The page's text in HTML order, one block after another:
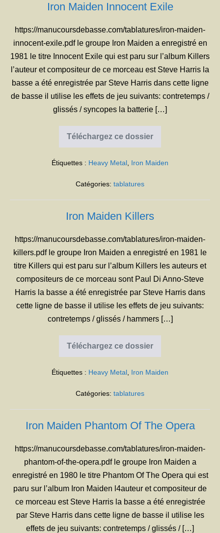
Iron Maiden Innocent Exile
https://manucoursdebasse.com/tablatures/iron-maiden-
innocent-exile.pdf le groupe Iron Maiden a enregistré en
1981 le titre Innocent Exile qui est paru sur l’album Killers
l’auteur et compositeur de ce morceau est Steve Harris la
basse a été enregistrée par Steve Harris dans cette ligne
de basse il utilise les effets de jeu suivants: contretemps /
glissés / syncopes la batterie […]
Téléchargez ce dossier
Iron
Maiden
Exile
Étiquettes : Heavy Metal, Iron Maiden
Catégories: tablatures
Iron Maiden Killers
https://manucoursdebasse.com/tablatures/iron-maiden-
killers.pdf le groupe Iron Maiden a enregistré en 1981 le
titre Killers qui est paru sur l’album Killers les auteurs et
compositeurs de ce morceau sont Paul Di Anno-Steve
Harris la basse a été enregistrée par Steve Harris dans
cette ligne de basse il utilise les effets de jeu suivants:
contretemps / glissés / hammers […]
Téléchargez ce dossier
Iron
Maiden
Étiquettes : Heavy Metal, Iron Maiden
Catégories: tablatures
Iron Maiden Phantom Of The Opera
https://manucoursdebasse.com/tablatures/iron-maiden-
phantom-of-the-opera.pdf le groupe Iron Maiden a
enregistré en 1980 le titre Phantom Of The Opera qui est
paru sur l’album Iron Maiden l4auteur et compositeur de
ce morceau est Steve Harris la basse a été enregistrée
par Steve Harris dans cette ligne de basse il utilise les
effets de jeu suivants: contretemps / glissés / […]